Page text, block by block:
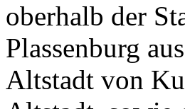
oberhalb der
Plassenburg
Altstadt von